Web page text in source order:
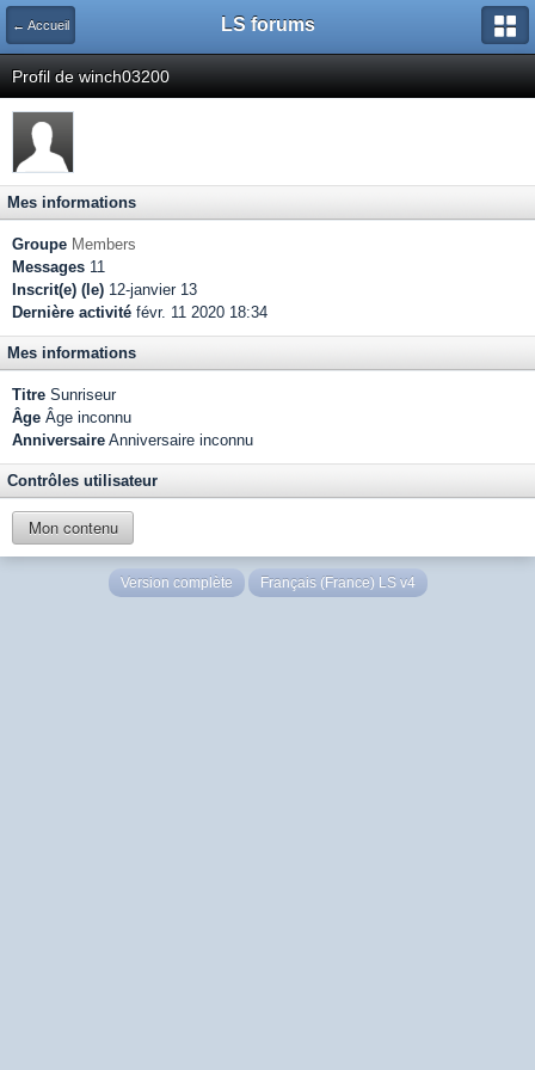
← Accueil LS forums
Profil de winch03200
Mes informations
Groupe Members
Messages 11
Inscrit(e) (le) 12-janvier 13
Dernière activité févr. 11 2020 18:34
Mes informations
Titre Sunriseur
Âge Âge inconnu
Anniversaire Anniversaire inconnu
Contrôles utilisateur
Mon contenu
Version complète Français (France) LS v4